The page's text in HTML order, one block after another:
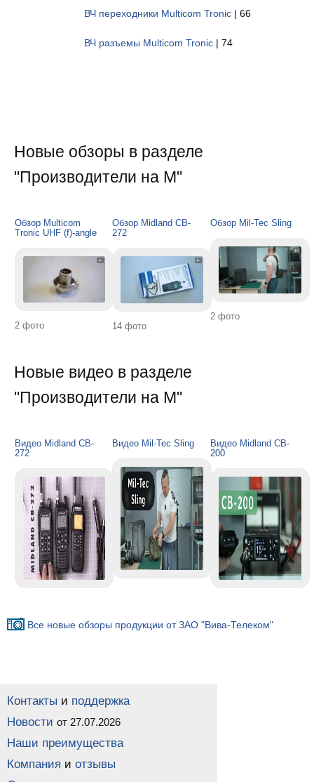
ВЧ переходники Multicom Tronic | 66
ВЧ разъемы Multicom Tronic | 74
Новые обзоры в разделе
"Производители на M"
Обзор Multicom
Tronic UHF (f)-angle
2 фото
Обзор Midland CB-
272
14 фото
Обзор Mil-Tec Sling
2 фото
Новые видео в разделе
"Производители на M"
Видео Midland CB-
272
Видео Mil-Tec Sling
Видео Midland CB-
200
Все новые обзоры продукции от ЗАО "Вива-Телеком"
Контакты и поддержка
Новости от 27.07.2026
Наши преимущества
Компания и отзывы